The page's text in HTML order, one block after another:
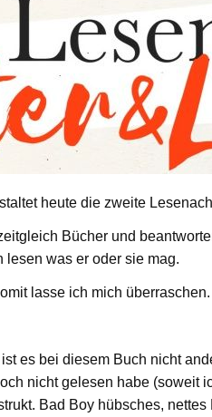
heute die zweite
Bücher und
was er oder sie mag.
lasse ich mich überraschen.
es bei diesem Buch nicht
nicht gelesen habe (soweit
Bad Boy hübsches,